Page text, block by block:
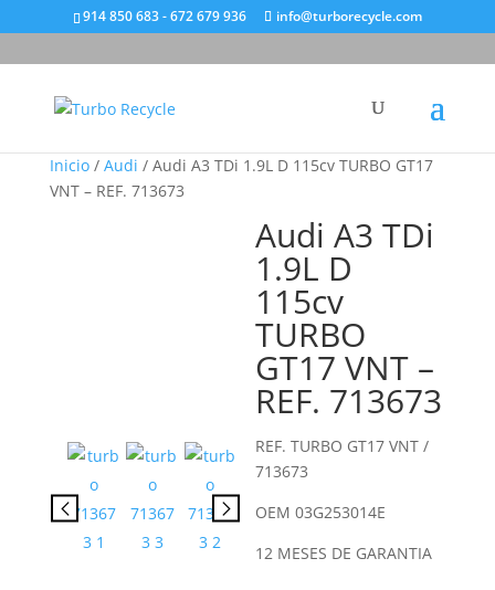
914 850 683 - 672 679 936 info@turborecycle.com
Inicio/ Audi / Audi A3 TDi 1.9L D 115cv TURBO GT17
VNT – REF. 713673
Audi A3 TDi
1.9L D
115cv
TURBO
GT17 VNT –
REF. 713673
REF. TURBO GT17 VNT /
713673
OEM 03G253014E
12 MESES DE GARANTIA